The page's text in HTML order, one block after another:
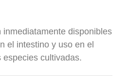
inmediatamente disponibles
el intestino y uso en el
especies cultivadas.